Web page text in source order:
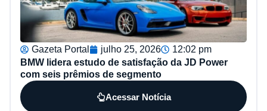
Gazeta Portal julho 25, 2026
12:02 pm
BMW lidera estudo de satisfação da JD Power
com seis prêmios de segmento
Acessar Notícia